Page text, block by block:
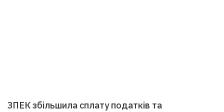
ЗПЕК збільшила сплату податків та